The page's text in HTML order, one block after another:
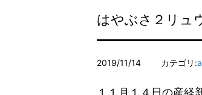
はやぶさ２リュ
2019/11/14 カテゴリ:
１１月１４日の産